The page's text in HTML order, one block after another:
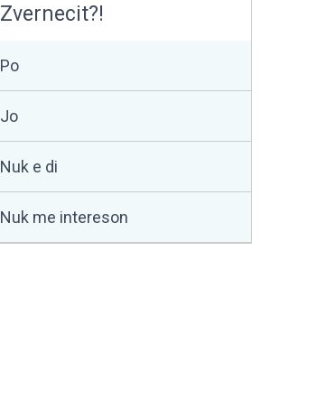
Zvernecit?!
Po
Jo
Nuk e di
Nuk me intereson